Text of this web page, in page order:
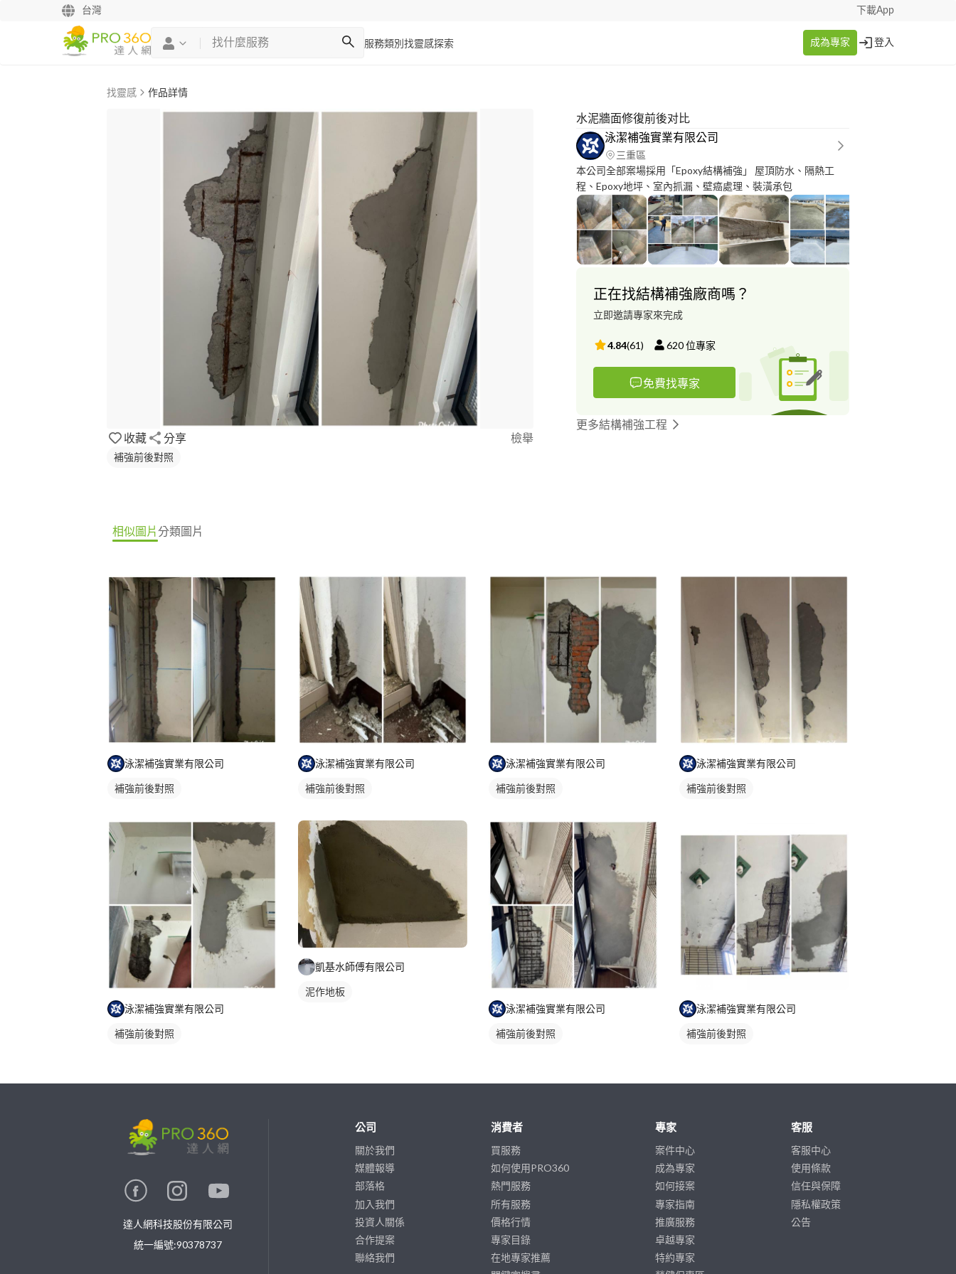
台灣 下載App
服務類別 找靈感探索 成為專家 登入
找靈感 作品詳情
收藏 分享 檢舉
補強前後對照
水泥牆面修復前後对比
泳潔補強實業有限公司
三重區
本公司全部案場採用「Epoxy結構補強」 屋頂防水、隔熱工
程、Epoxy地坪、室內抓漏、壁癌處理、裝潢承包
正在找結構補強廠商嗎？
立即邀請專家來完成
4.84(61) 620位專家
免費找專家
更多結構補強工程
相似圖片分類圖片
泳潔補強實業有限公司
補強前後對照
泳潔補強實業有限公司
補強前後對照
泳潔補強實業有限公司
補強前後對照
凱基水師傅有限公司
泥作地板
泳潔補強實業有限公司
補強前後對照
泳潔補強實業有限公司
補強前後對照
泳潔補強實業有限公司
補強前後對照
泳潔補強實業有限公司
補強前後對照
達人網科技股份有限公司
統一編號:90378737
公司
關於我們
媒體報導
部落格
加入我們
投資人關係
合作提案
聯絡我們
消費者
買服務
如何使用PRO360
熱門服務
所有服務
價格行情
專家目錄
在地專家推薦
專家
案件中心
成為專家
如何接案
專家指南
推廣服務
卓越專家
特約專家
客服
客服中心
使用條款
信任與保障
隱私權政策
公告